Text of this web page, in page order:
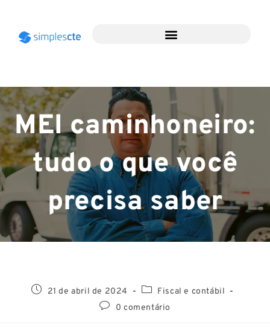
MEI caminhoneiro:
tudo o que você
precisa saber
21 de abril de 2024
Fiscal e contábil
0 comentário